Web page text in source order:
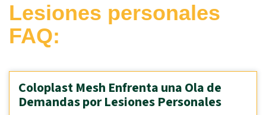
Lesiones personales
FAQ:
Coloplast Mesh Enfrenta una Ola de
Demandas por Lesiones Personales